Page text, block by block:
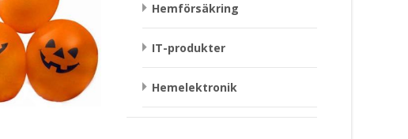
Papperstallrikar Halloween
Glad Pumpa, 8-pack Present
Hemförsäkring
IT-produkter
Hemelektronik